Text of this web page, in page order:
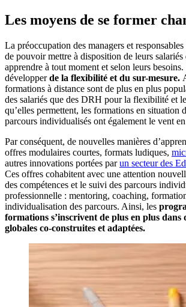
Les moyens de se former
La préoccupation des managers et
de pouvoir mettre à disposition de leurs salariés
apprendre à tout moment et selon leurs
développerde la flexibilité et du sur-mesure.
formations à distance sont de plus en plus
des salariés que des DRH pour la flexibilité et
qu’elles permettent, les formations en situation
parcours individualisés ont également le vent
Par conséquent, de nouvelles manières
offres modulaires courtes, formats ludiques,
autres innovations portées parun secteur des
Ces offres cohabitent avec une attention
des compétences et le suivi des parcours
professionnelle : mentoring, coaching,
individualisation des parcours. Ainsi, les
formations s’inscrivent de plus en plus dans
globales co-construites et adaptées.